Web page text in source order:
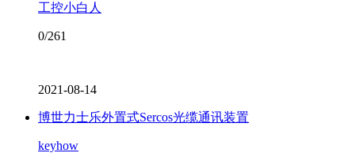
工控小白人
0/261
2021-08-14
博世力士乐外置式Sercos光缆通讯装置
keyhow